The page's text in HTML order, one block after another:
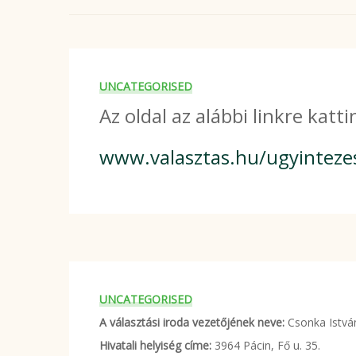
UNCATEGORISED
Az oldal az alábbi linkre
www.valasztas.hu/
UNCATEGORISED
A választási iroda vezetőjének neve:Csonka
Hivatali helyiség címe:3964 Pácin, Fő u. 35.